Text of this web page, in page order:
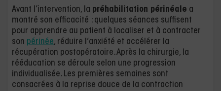
Avant l’intervention, la préhabilitation périnéale a
montré son efficacité : quelques séances suffisent
pour apprendre au patient à localiser et à contracter
son périnée, réduire l’anxiété et accélérer la
récupération postopératoire. Après la chirurgie, la
rééducation se déroule selon une progression
individualisée. Les premières semaines sont
consacrées à la reprise douce de la contraction